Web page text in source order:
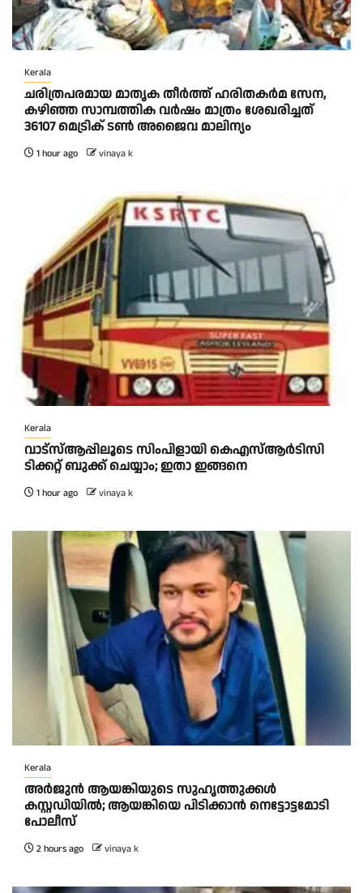
Kerala
ചരിത്രപരമായ മാതൃക തീര്‍ത്ത് ഹരിതകര്‍മ സേന,
കഴിഞ്ഞ സാമ്പത്തിക വര്‍ഷം മാത്രം ശേഖരിച്ചത്
36107 മെട്രിക് ടണ്‍ അജൈവ മാലിന്യം
1 hour ago vinaya k
Kerala
വാട്‌സ്ആപ്പിലൂടെ സിംപിളായി കെഎസ്ആര്‍ടിസി
ടിക്കറ്റ് ബുക്ക് ചെയ്യാം; ഇതാ ഇങ്ങനെ
1 hour ago vinaya k
Kerala
അർജുൻ ആയങ്കിയുടെ സുഹൃത്തുക്കൾ
കസ്റ്റഡിയിൽ; ആയങ്കിയെ പിടിക്കാൻ നെട്ടോട്ടമോടി
പോലീസ്
2 hours ago vinaya k